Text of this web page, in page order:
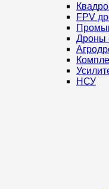
FPV
Дроны
НСУ